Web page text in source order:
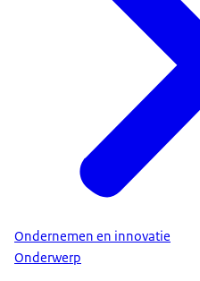
Ondernemen en innovatie
Onderwerp